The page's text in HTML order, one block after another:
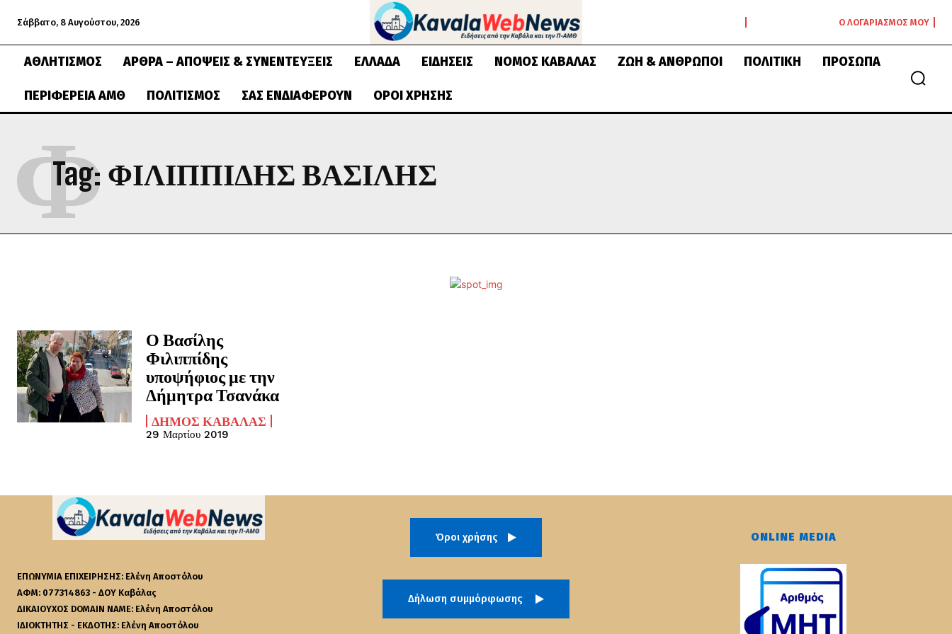
Σάββατο, 8 Αυγούστου, 2026 Ο ΛΟΓΑΡΙΑΣΜΌΣ ΜΟΥ
ΑΘΛΗΤΙΣΜΌΣ ΆΡΘΡΑ – ΑΠΌΨΕΙΣ & ΣΥΝΕΝΤΕΎΞΕΙΣ ΕΛΛΆΔΑ ΕΙΔΉΣΕΙΣ ΝΟΜΌΣ ΚΑΒΆΛΑΣ ΖΩΉ & ΆΝΘΡΩΠΟΙ ΠΟΛΙΤΙΚΉ ΠΡΌΣΩΠΑ
ΠΕΡΙΦΈΡΕΙΑ ΑΜΘ ΠΟΛΙΤΙΣΜΌΣ ΣΑΣ ΕΝΔΙΑΦΈΡΟΥΝ ΌΡΟΙ ΧΡΉΣΗΣ
Tag: ΦΙΛΙΠΠΙΔΗΣ ΒΑΣΙΛΗΣ
Φ
Ο Βασίλης
Φιλιππίδης
υποψήφιος με την
Δήμητρα Τσανάκα
ΔΉΜΟΣ ΚΑΒΆΛΑΣ
29 Μαρτίου 2019
ΕΠΩΝΥΜΙΑ ΕΠΙΧΕΙΡΗΣΗΣ: Ελένη Αποστόλου
ΑΦΜ: 077314863 - ΔΟΥ Καβάλας
ΔΙΚΑΙΟΥΧΟΣ DOMAIN NAME: Ελένη Αποστόλου
ΙΔΙΟΚΤΗΤΗΣ - ΕΚΔΟΤΗΣ: Ελένη Αποστόλου
Όροι χρήσης
Δήλωση συμμόρφωσης
ONLINE MEDIA